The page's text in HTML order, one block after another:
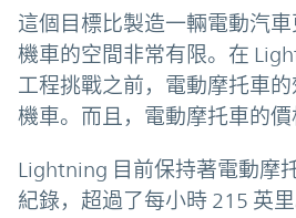
這個目標比製造一輛電動汽
機車的空間非常有限。在
工程挑戰之前，電動摩托車
機車。而且，電動摩托車的價
Lightning 目前保持著電動摩
紀錄，超過了每小時 215 英